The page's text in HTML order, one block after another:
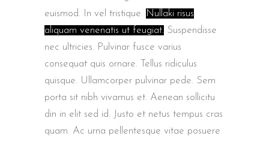
euismod. In vel tristique. Nullaki risus
aliquam venenatis ut feugiat. Suspendisse
nec ultricies. Pulvinar fusce varius
consequat quis ornare. Tellus ridiculus
quisque. Ullamcorper pulvinar pede. Sem
porta sit nibh vivamus et. Aenean sollicitu
din in elit sed id. Justo et netus tempus cras
quam. Ac urna pellentesque vitae posuere